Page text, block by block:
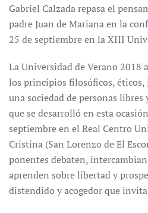
Gabriel Calzada repasa el
padre Juan de Mariana en la
25 de septiembre en la XIII
La Universidad de Verano 2018
los principios filosóficos, éticos,
una sociedad de personas libres
que se desarrolló en esta
septiembre en el Real Centro
Cristina (San Lorenzo de El
ponentes debaten,
aprenden sobre libertad y
distendido y acogedor que